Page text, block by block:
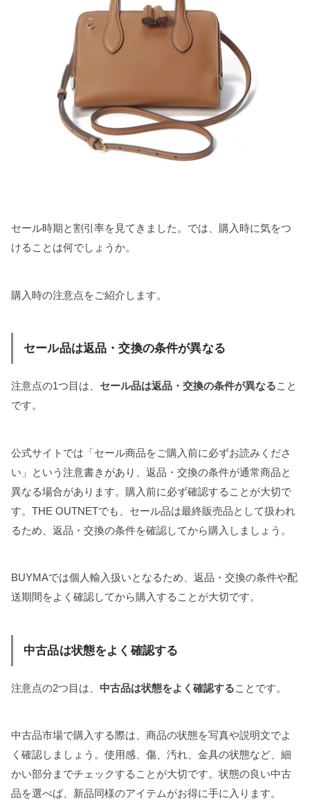
セール時期と割引率を見てきました。では、購入時に気をつ
けることは何でしょうか。
購入時の注意点をご紹介します。
セール品は返品・交換の条件が異なる
注意点の1つ目は、 セール品は返品・交換の条件が異なること
です。
公式サイトでは「セール商品をご購入前に必ずお読みくださ
い」という注意書きがあり、返品・交換の条件が通常商品と
異なる場合があります。購入前に必ず確認することが大切で
す。THE OUTNETでも、セール品は最終販売品として扱われ
るため、返品・交換の条件を確認してから購入しましょう。
BUYMAでは個人輸入扱いとなるため、返品・交換の条件や配
送期間をよく確認してから購入することが大切です。
中古品は状態をよく確認する
注意点の2つ目は、 中古品は状態をよく確認することです。
中古品市場で購入する際は、商品の状態を写真や説明文でよ
く確認しましょう。使用感、傷、汚れ、金具の状態など、細
かい部分までチェックすることが大切です。状態の良い中古
品を選べば、新品同様のアイテムがお得に手に入ります。